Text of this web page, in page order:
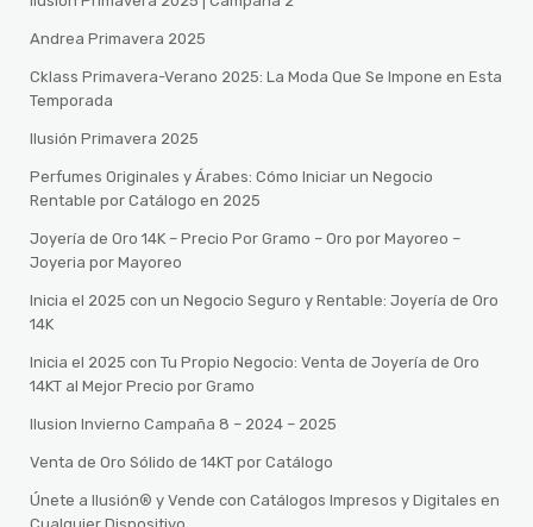
Andrea Primavera 2025
Cklass Primavera-Verano 2025: La Moda Que Se Impone en Esta
Temporada
Ilusión Primavera 2025
Perfumes Originales y Árabes: Cómo Iniciar un Negocio
Rentable por Catálogo en 2025
Joyería de Oro 14K – Precio Por Gramo – Oro por Mayoreo –
Joyeria por Mayoreo
Inicia el 2025 con un Negocio Seguro y Rentable: Joyería de Oro
14K
Inicia el 2025 con Tu Propio Negocio: Venta de Joyería de Oro
14KT al Mejor Precio por Gramo
Ilusion Invierno Campaña 8 – 2024 – 2025
Venta de Oro Sólido de 14KT por Catálogo
Únete a Ilusión® y Vende con Catálogos Impresos y Digitales en